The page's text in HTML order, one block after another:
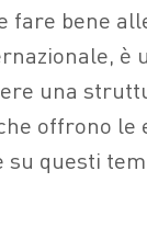
fare bene
è
una
offrono le
questi